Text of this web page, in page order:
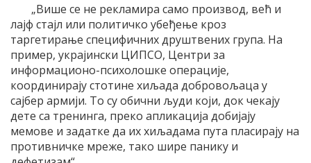
„Више се не рекламира само производ, већ и
лајф стајл или политичко убеђење кроз
таргетирање специфичних друштвених група. На
пример, украјински ЦИПСО, Центри за
информационо-психолошке операције,
координирају стотине хиљада добровољаца у
сајбер армији. То су обични људи који, док чекају
дете са тренинга, преко апликација добијају
мемове и задатке да их хиљадама пута пласирају на
противничке мреже, тако шире панику и